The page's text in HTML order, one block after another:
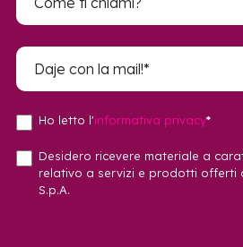
Ho letto l'informativa privacy*
Desidero ricevere materiale a
relativo a servizi e prodotti offerti
S.p.A.